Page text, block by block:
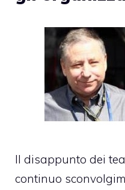
Il disappunto dei
continuo